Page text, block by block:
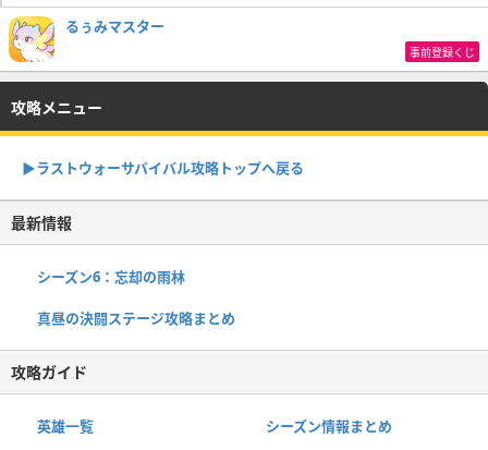
るぅみマスター
事前登録くじ
攻略メニュー
▶︎ラストウォーサバイバル攻略トップへ戻る
最新情報
シーズン6：忘却の雨林
真昼の決闘ステージ攻略まとめ
攻略ガイド
英雄一覧 シーズン情報まとめ